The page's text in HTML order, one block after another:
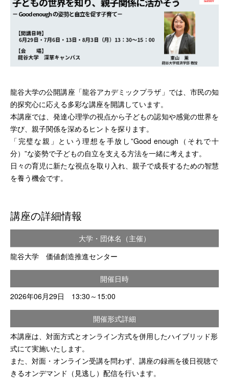
龍谷大学の公開講座「龍谷アカデミックプラザ」では、市民の知
的探究心に応える多彩な講座を開講しています。
本講座では、発達心理学の視点から子どもの認知や感覚の世界を
学び、親子関係を深めるヒントを探ります。
「完璧な親」という理想を手放し”Good enough（それで十
分）”な姿勢で子どもの自立を支える方法を一緒に考えます。
日々の育児に新たな視点を取り入れ、親子で成長するための智慧
を養う機会です。
講座の詳細情報
大学・団体名（主催）
龍谷大学 価値創造推進センター
開催日時
2026年06月29日 13:30～15:00
開催形式詳細
本講座は、対面方式とオンライン方式を併用したハイブリッド形
式にて実施いたします。
また、対面・オンライン受講を問わず、講座の録画を後日視聴で
きるオンデマンド（見逃し）配信を行います。